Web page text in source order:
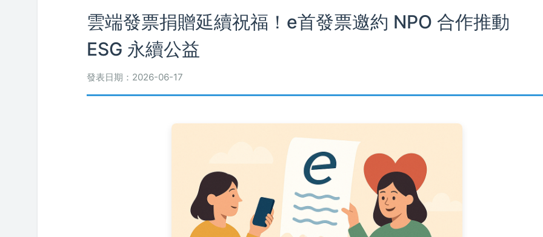
雲端發票捐贈延續祝福！e首發票邀約 NPO 合作推動
ESG 永續公益
發表日期：2026-06-17